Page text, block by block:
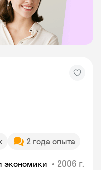
2 года опыта
экономики • 2006 г.